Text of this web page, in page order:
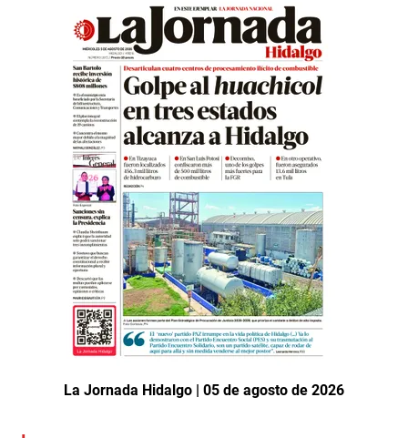
La Jornada Hidalgo | 05 de agosto de 2026